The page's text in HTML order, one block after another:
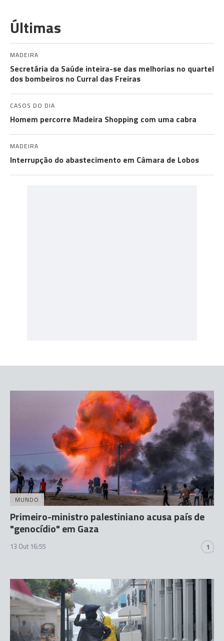
Últimas
MADEIRA
Secretária da Saúde inteira-se das melhorias no quartel
dos bombeiros no Curral das Freiras
CASOS DO DIA
Homem percorre Madeira Shopping com uma cabra
MADEIRA
Interrupção do abastecimento em Câmara de Lobos
MUNDO
Primeiro-ministro palestiniano acusa país de
"genocídio" em Gaza
13 Out 16:55 1